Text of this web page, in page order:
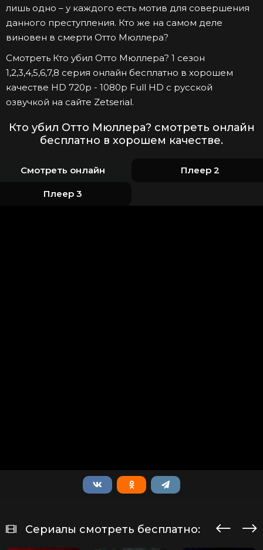
лишь одно – у каждого есть мотив для совершения
данного преступления. Кто же на самом деле
виновен в смерти Отто Мюллера?
Смотреть Кто убил Отто Мюллера? 1 сезон
1,2,3,4,5,6,7,8 серия онлайн бесплатно в хорошем
качестве HD 720p - 1080p Full HD с русской
озвучкой на сайте Zetserial.
Кто убил Отто Мюллера? смотреть онлайн
бесплатно в хорошем качестве.
Смотреть онлайн Плеер 2
Плеер 3
Сериалы смотреть бесплатно: